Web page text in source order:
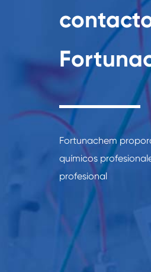
Fortunachem
químicos
profesional